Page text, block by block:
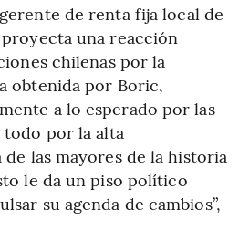
de renta fija local de
una reacción
chilenas por la
obtenida por Boric,
a lo esperado por las
todo por la alta
las mayores de la historia
le da un piso político
su agenda de cambios”,